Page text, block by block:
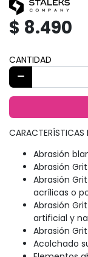
$ 8.490
CANTIDAD
CARACTERÍSTICAS
Abrasión
Abrasión
Abrasión
acrílicas o
Abrasión
artificial y
Abrasión
Acolchado